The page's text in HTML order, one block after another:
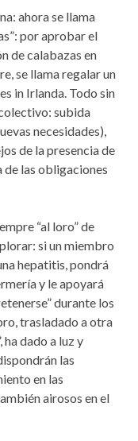
ahora se llama
por aprobar el
de calabazas en
se llama regalar un
in Irlanda. Todo sin
subida
necesidades),
de la presencia de
las obligaciones
“al loro” de
si un miembro
hepatitis, pondrá
y le apoyará
durante los
trasladado a otra
ha dado a luz y
las
en las
airosos en el